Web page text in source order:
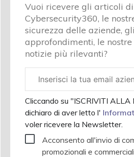
Vuoi ricevere gli articoli di
Cybersecurity360, le
sicurezza delle aziende, gli
approfondimenti, le
notizie più rilevanti?
aziendale
Cliccando su "ISCRIVITI ALLA
dichiaro di aver letto l'
voler ricevere la Newsletter.
Acconsento all'invio di
promozionali e